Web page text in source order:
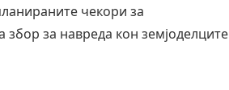
чекори за
за навреда кон земјоделците